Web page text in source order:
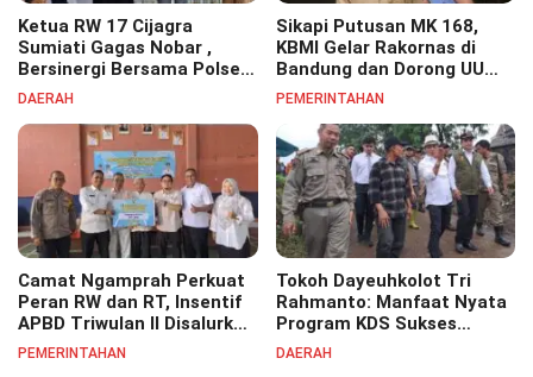
Ketua RW 17 Cijagra
Sumiati Gagas Nobar ,
Bersinergi Bersama Polsek
Bojongsoang Semarakkan
DAERAH
Sikapi Putusan MK 168,
KBMI Gelar Rakornas di
Bandung dan Dorong UU
Perlindungan Pekerja
PEMERINTAHAN
Camat Ngamprah Perkuat
Peran RW dan RT, Insentif
APBD Triwulan II Disalurkan
untuk Tingkatkan
PEMERINTAHAN
Tokoh Dayeuhkolot Tri
Rahmanto: Manfaat Nyata
Program KDS Sukses
Dirasakan Seluruh Lapisan
DAERAH